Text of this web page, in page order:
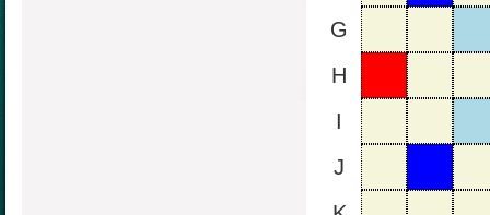
G
H
I
J